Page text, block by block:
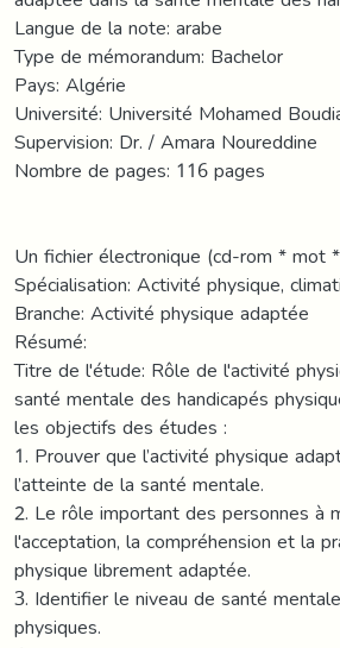
Langue de la note: arabe
Type de mémorandum: Bachelor
Pays: Algérie
Université: Université Mohamed
Supervision: Dr. / Amara Noureddine
Nombre de pages: 116 pages
Un fichier électronique (cd-rom * mot
Spécialisation: Activité physique,
Branche: Activité physique adaptée
Résumé:
Titre de l'étude: Rôle de l'activité
santé mentale des handicapés
les objectifs des études :
1. Prouver que l’activité physique
l’atteinte de la santé mentale.
2. Le rôle important des personnes à
l'acceptation, la compréhension et la
physique librement adaptée.
3. Identifier le niveau de santé
physiques.